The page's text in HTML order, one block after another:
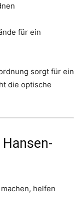
für ein
sorgt für ein
die optische
helfen